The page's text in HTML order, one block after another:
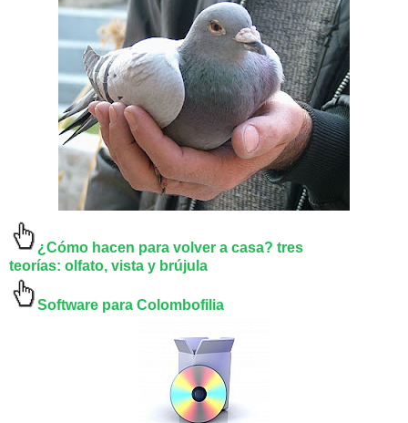
¿Cómo hacen para volver a casa? tres
teorías: olfato, vista y brújula
Software para Colombofilia